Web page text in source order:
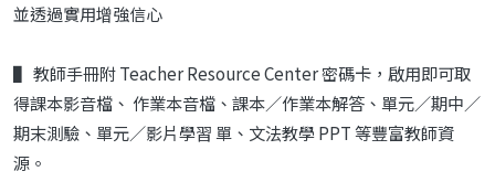
並透過實用增強信心
▌ 教師手冊附 Teacher Resource Center 密碼卡，啟用即可取
得課本影音檔、 作業本音檔、課本／作業本解答、單元／期中／
期末測驗、單元／影片學習 單、文法教學 PPT 等豐富教師資
源。